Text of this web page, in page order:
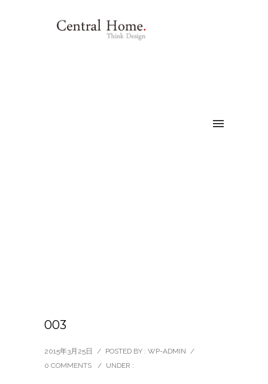
003
2015年3月25日 / POSTED BY : WP-ADMIN /
0 COMMENTS
/ UNDER :